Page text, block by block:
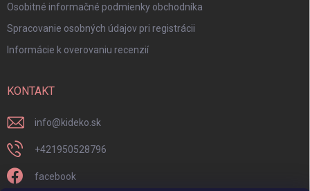
Osobitné informačné podmienky obchodníka
Spracovanie osobných údajov pri registrácii
Informácie k overovaniu recenzií
KONTAKT
info@kideko.sk
+421950528796
facebook